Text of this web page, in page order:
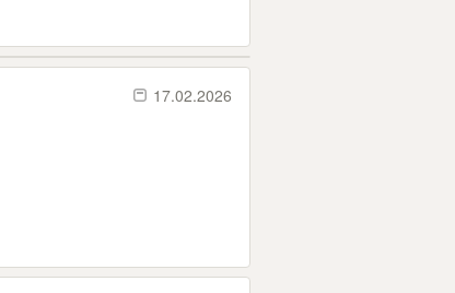
17.02.2026